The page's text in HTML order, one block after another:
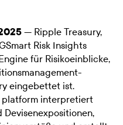
— Ripple Treasury,
Risk Insights
für Risikoeinblicke,
eingebettet ist.
platform interpretiert
Devisenexpositionen,